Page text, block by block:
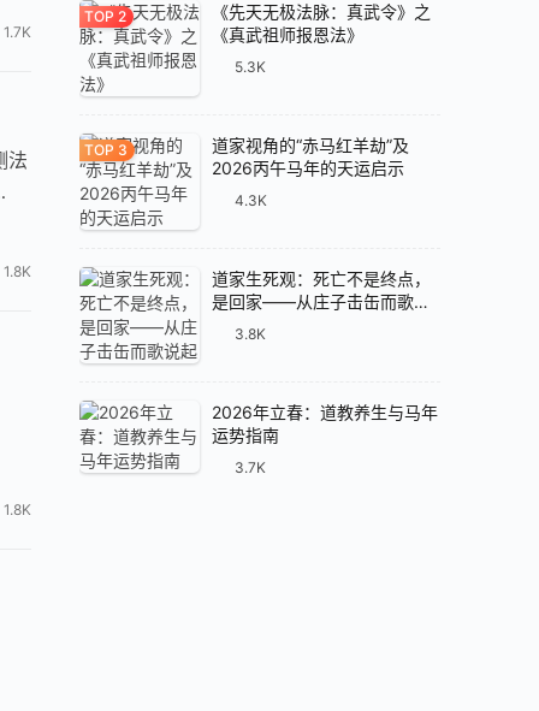
1.7K
法
1.8K
1.8K
《先天无极法脉：真武令》之
《真武祖师报恩法》
5.3K
道家视角的“赤马红羊劫”及
2026丙午马年的天运启示
4.3K
道家生死观：死亡不是终点，
是回家——从庄子击缶而歌说
3.8K
2026年立春：道教养生与马年
运势指南
3.7K